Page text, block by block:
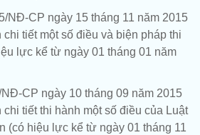
NĐ-CP ngày 15 tháng 11 năm 2015
tiết một số điều và biện pháp thi
lực kể từ ngày 01 tháng 01 năm
CP ngày 10 tháng 09 năm 2015
tiết thi hành một số điều của Luật
(có hiệu lực kể từ ngày 01 tháng 11